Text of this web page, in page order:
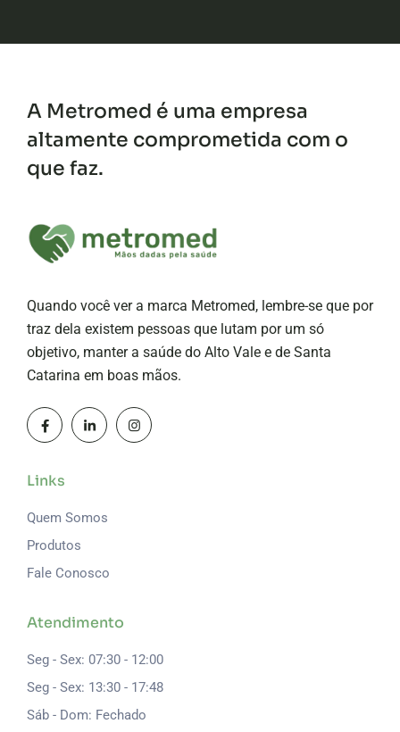
A Metromed é uma empresa
altamente comprometida com o
que faz.
Quando você ver a marca Metromed, lembre-se que por
traz dela existem pessoas que lutam por um só
objetivo, manter a saúde do Alto Vale e de Santa
Catarina em boas mãos.
Links
Quem Somos
Produtos
Fale Conosco
Atendimento
Seg - Sex: 07:30 - 12:00
Seg - Sex: 13:30 - 17:48
Sáb - Dom: Fechado